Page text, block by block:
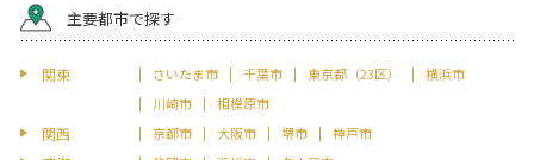
主要都市で探す
関東 さいたま市 千葉市 東京都（23区）
横浜市
川崎市
相模原市
関西 京都市 大阪市 堺市 神戸市